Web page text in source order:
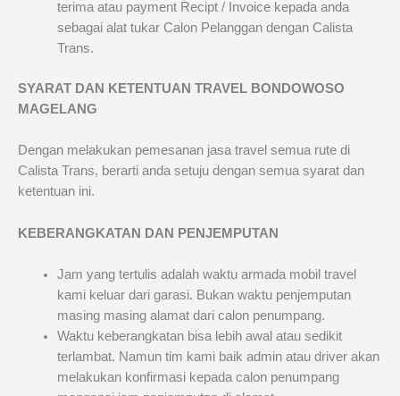
terima atau payment Recipt / Invoice kepada anda
sebagai alat tukar Calon Pelanggan dengan Calista
Trans.
SYARAT DAN KETENTUAN TRAVEL BONDOWOSO
MAGELANG
Dengan melakukan pemesanan jasa travel semua rute di
Calista Trans, berarti anda setuju dengan semua syarat dan
ketentuan ini.
KEBERANGKATAN DAN PENJEMPUTAN
Jam yang tertulis adalah waktu armada mobil travel
kami keluar dari garasi. Bukan waktu penjemputan
masing masing alamat dari calon penumpang.
Waktu keberangkatan bisa lebih awal atau sedikit
terlambat. Namun tim kami baik admin atau driver akan
melakukan konfirmasi kepada calon penumpang